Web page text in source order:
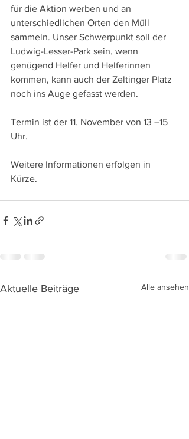
für die Aktion werben und an
unterschiedlichen Orten den Müll
sammeln. Unser Schwerpunkt soll der
Ludwig-Lesser-Park sein, wenn
genügend Helfer und Helferinnen
kommen, kann auch der Zeltinger Platz
noch ins Auge gefasst werden.
Termin ist der 11. November von 13 –15
Uhr.
Weitere Informationen erfolgen in
Kürze.
Aktuelle Beiträge Alle ansehen